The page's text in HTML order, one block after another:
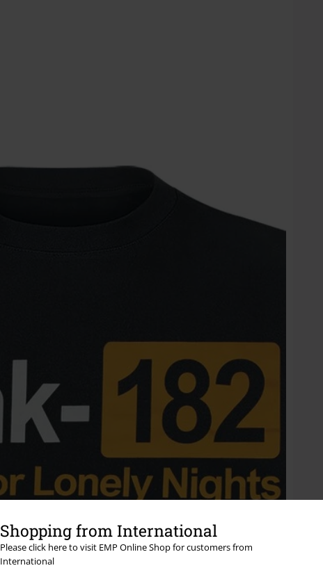
Shopping from International
Please click here to visit EMP Online Shop for customers from
International